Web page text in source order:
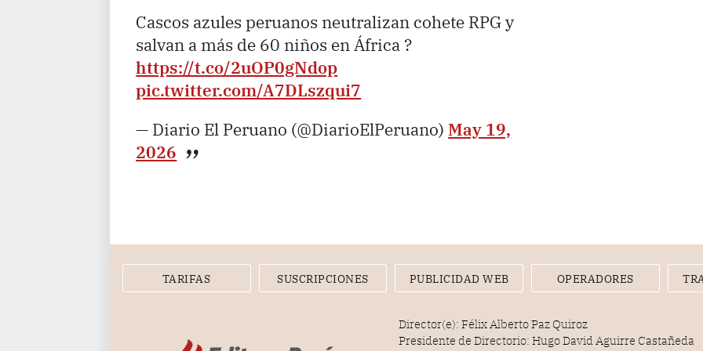
Cascos azules peruanos neutralizan cohete RPG y
salvan a más de 60 niños en África ?
https://t.co/2uOP0gNdop
pic.twitter.com/A7DLszqui7
— Diario El Peruano (@DiarioElPeruano) May 19,
2026
TARIFAS SUSCRIPCIONES PUBLICIDAD WEB OPERADORES
Director(e): Félix Alberto Paz Quiroz
Presidente de Directorio: Hugo David Aguirre Castañeda